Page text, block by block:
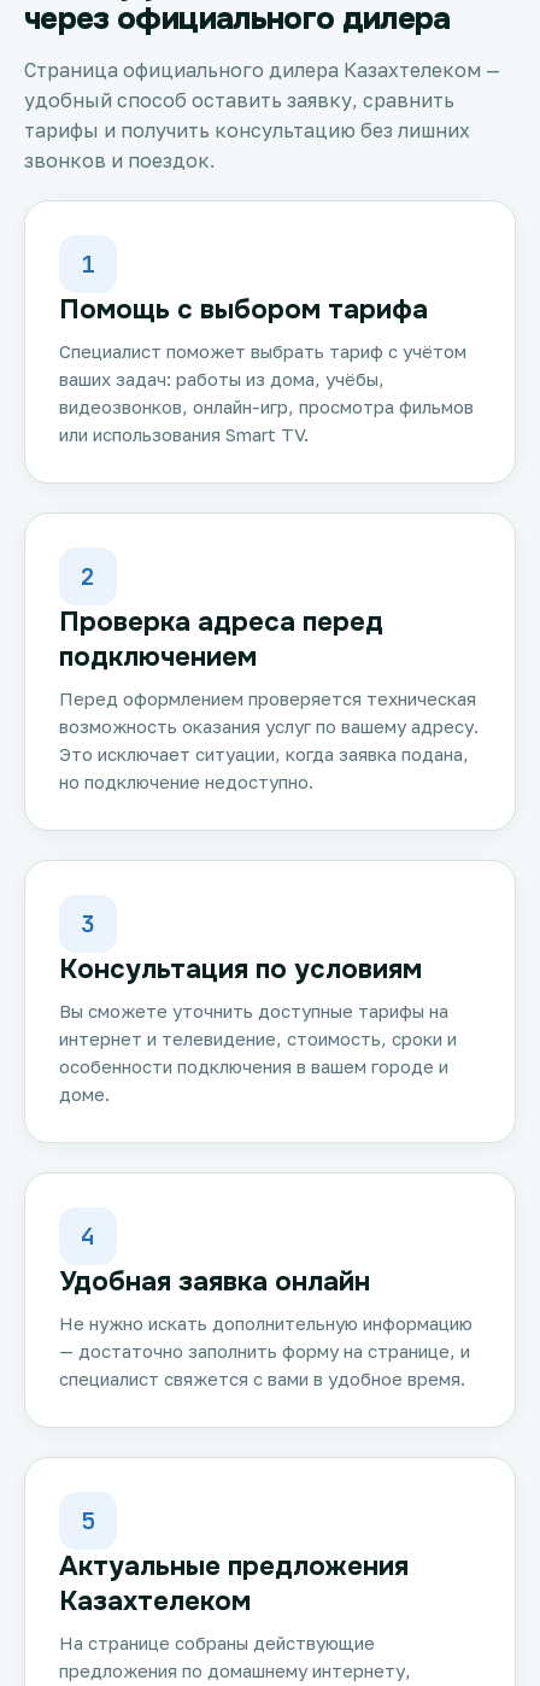
через официального дилера
Страница официального дилера Казахтелеком —
удобный способ оставить заявку, сравнить
тарифы и получить консультацию без лишних
звонков и поездок.
1
Помощь с выбором тарифа
Специалист поможет выбрать тариф с учётом
ваших задач: работы из дома, учёбы,
видеозвонков, онлайн-игр, просмотра фильмов
или использования Smart TV.
2
Проверка адреса перед
подключением
Перед оформлением проверяется техническая
возможность оказания услуг по вашему адресу.
Это исключает ситуации, когда заявка подана,
но подключение недоступно.
3
Консультация по условиям
Вы сможете уточнить доступные тарифы на
интернет и телевидение, стоимость, сроки и
особенности подключения в вашем городе и
доме.
4
Удобная заявка онлайн
Не нужно искать дополнительную информацию
— достаточно заполнить форму на странице, и
специалист свяжется с вами в удобное время.
5
Актуальные предложения
Казахтелеком
На странице собраны действующие
предложения по домашнему интернету,